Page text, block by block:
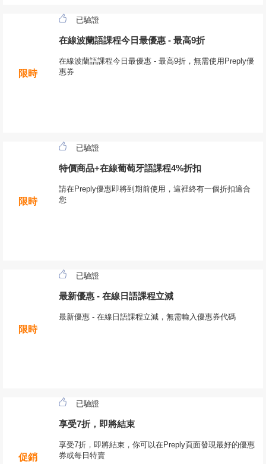
限時
已驗證
在線波蘭語課程今日最優惠 - 最高9折
在線波蘭語課程今日最優惠 - 最高9折，無需使用Preply優
惠券
限時
已驗證
特價商品+在線葡萄牙語課程4%折扣
請在Preply優惠即將到期前使用，這裡終有一個折扣適合
您
限時
已驗證
最新優惠 - 在線日語課程立減
最新優惠 - 在線日語課程立減，無需輸入優惠券代碼
促銷
已驗證
享受7折，即將結束
享受7折，即將結束，你可以在Preply頁面發現最好的優惠
券或每日特賣